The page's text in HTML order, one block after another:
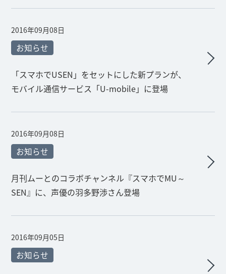
2016年09月08日
お知らせ
「スマホでUSEN」をセットにした新プランが、
モバイル通信サービス「U-mobile」に登場
2016年09月08日
お知らせ
月刊ムーとのコラボチャンネル『スマホでMU～
SEN』に、声優の羽多野渉さん登場
2016年09月05日
お知らせ